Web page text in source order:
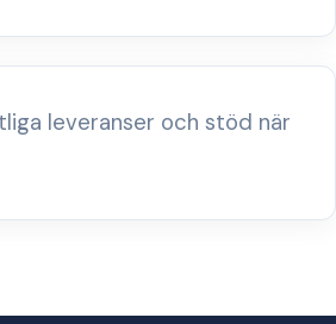
leveranser och stöd när